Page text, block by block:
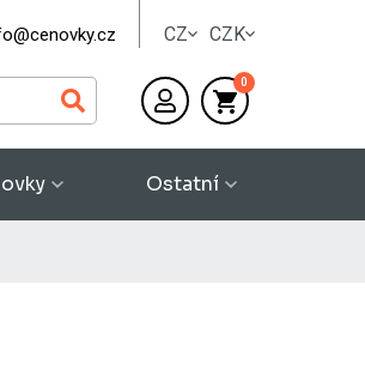
CZ CZK
0
Ostatní